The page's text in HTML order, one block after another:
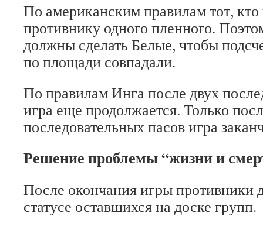
По американским правилам тот, кто
противнику одного пленного.
должны сделать Белые, чтобы
по площади совпадали.
По правилам Инга после двух
игра еще продолжается. Только
последовательных пасов игра
Решение проблемы “жизни и
После окончания игры противники
статусе оставшихся на доске групп.